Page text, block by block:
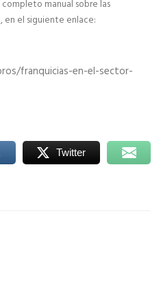
manual sobre las
el siguiente enlace:
franquicias-en-el-sector-
Twitter